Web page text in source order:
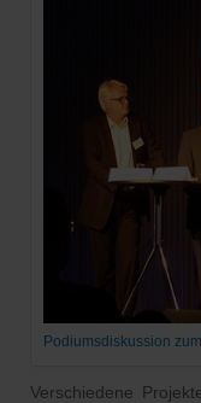
Podiumsdiskussion
Verschiedene